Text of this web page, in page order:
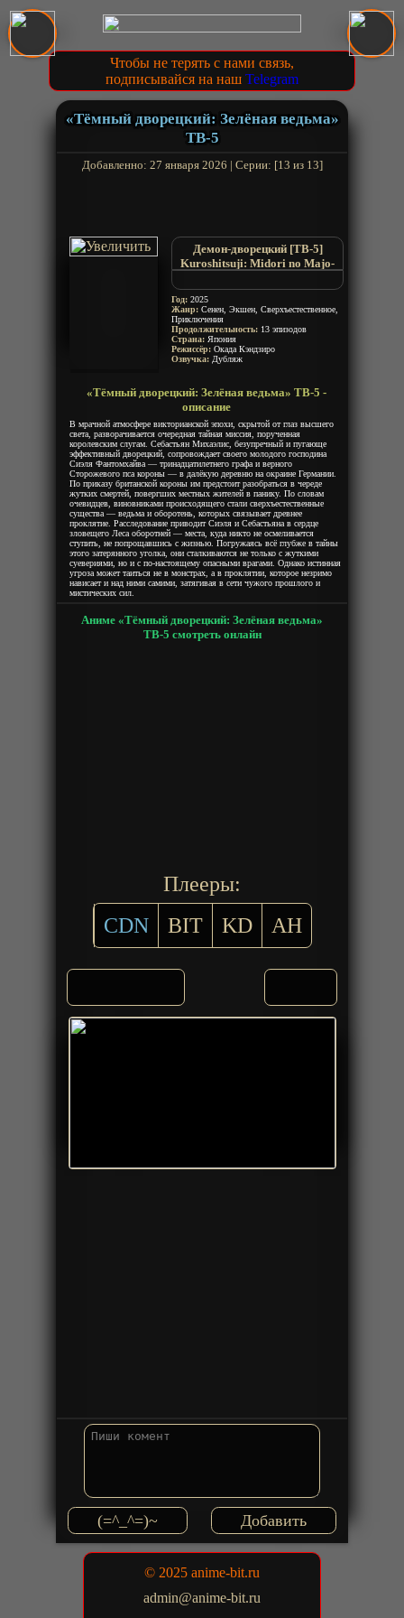
Чтобы не терять с нами связь,
подписывайся на наш Telegram
«Тёмный дворецкий: Зелёная ведьма»
ТВ-5
Добавленно: 27 января 2026 | Серии: [13 из 13]
Демон-дворецкий [ТВ-5]
Kuroshitsuji: Midori no Majo-
Black Butler: Emerald Witch Arc
Год: 2025
Жанр: Сенен, Экшен, Сверхъестественное,
Приключения
Продолжительность: 13 эпизодов
Страна: Япония
Режиссёр: Окада Кэндзиро
Озвучка: Дубляж
«Тёмный дворецкий: Зелёная ведьма» ТВ-5 -
описание
В мрачной атмосфере викторианской эпохи, скрытой от глаз высшего
света, разворачивается очередная тайная миссия, порученная
королевским слугам. Себастьян Михаэлис, безупречный и пугающе
эффективный дворецкий, сопровождает своего молодого господина
Сиэля Фантомхайва — тринадцатилетнего графа и верного
Сторожевого пса короны — в далёкую деревню на окраине Германии.
По приказу британской короны им предстоит разобраться в череде
жутких смертей, повергших местных жителей в панику. По словам
очевидцев, виновниками происходящего стали сверхъестественные
существа — ведьма и оборотень, которых связывает древнее
проклятие. Расследование приводит Сиэля и Себастьяна в сердце
зловещего Леса оборотней — места, куда никто не осмеливается
ступить, не попрощавшись с жизнью. Погружаясь всё глубже в тайны
этого затерянного уголка, они сталкиваются не только с жуткими
суевериями, но и с по-настоящему опасными врагами. Однако истинная
угроза может таиться не в монстрах, а в проклятии, которое незримо
нависает и над ними самими, затягивая в сети чужого прошлого и
мистических сил.
Аниме «Тёмный дворецкий: Зелёная ведьма»
ТВ-5 смотреть онлайн
Плееры:
CDN
BIT KD AH
(=^_^=)~
© 2025 anime-bit.ru
admin@anime-bit.ru